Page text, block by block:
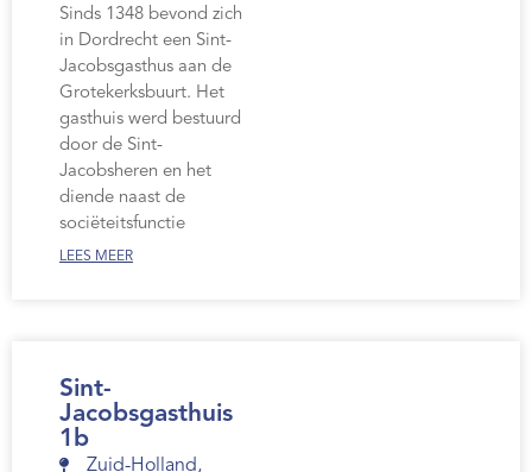
Sinds 1348 bevond zich
in Dordrecht een Sint-
Jacobsgasthus aan de
Grotekerksbuurt. Het
gasthuis werd bestuurd
door de Sint-
Jacobsheren en het
diende naast de
sociëteitsfunctie
LEES MEER
Sint-
Jacobsgasthuis
1b
Zuid-Holland,